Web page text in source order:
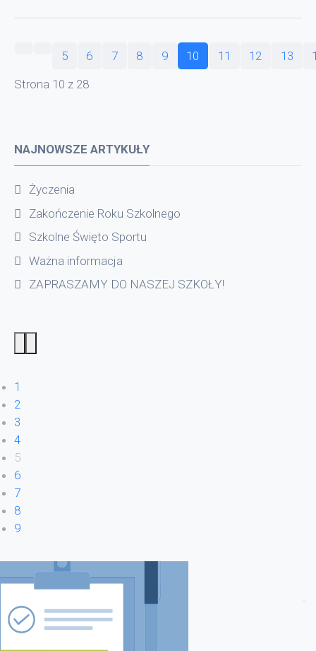
5 6 7 8 9 10 11 12 13
Strona 10 z 28
NAJNOWSZE ARTYKUŁY
Życzenia
Zakończenie Roku Szkolnego
Szkolne Święto Sportu
Ważna informacja
ZAPRASZAMY DO NASZEJ SZKOŁY!
1
2
3
4
5
6
7
8
9